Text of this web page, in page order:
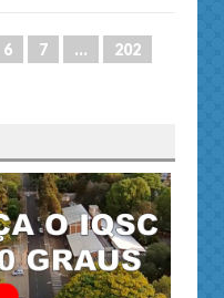
6 7 …
202